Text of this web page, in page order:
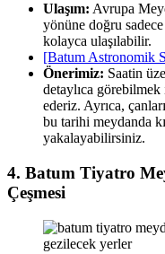
Ulaşım: Avrupa
yönüne doğru
kolayca ulaşılabilir.
[Batum Astronomik
Önerimiz: Saatin
detaylıca
ederiz. Ayrıca,
bu tarihi meydanda
yakalayabilirsiniz.
4. Batum Tiyatro
Çeşmesi